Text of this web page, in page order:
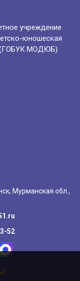
учреждение
юношеская
(ГОБУК МОДЮБ)
Мурманская обл.,
52